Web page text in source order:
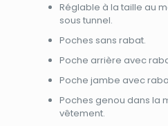
Réglable à la taille au
sous tunnel.
Poches sans rabat.
Poche arrière avec
Poche jambe avec
Poches genou dans la
vêtement.